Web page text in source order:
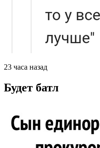
23 часа назад
Будет батл⁠